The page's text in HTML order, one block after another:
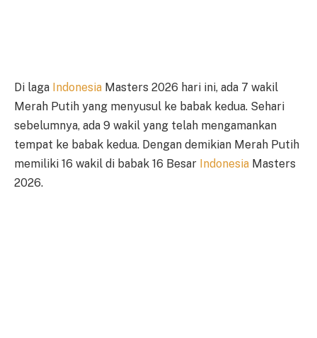
Di laga Indonesia Masters 2026 hari ini, ada 7 wakil
Merah Putih yang menyusul ke babak kedua. Sehari
sebelumnya, ada 9 wakil yang telah mengamankan
tempat ke babak kedua. Dengan demikian Merah Putih
memiliki 16 wakil di babak 16 Besar Indonesia Masters
2026.